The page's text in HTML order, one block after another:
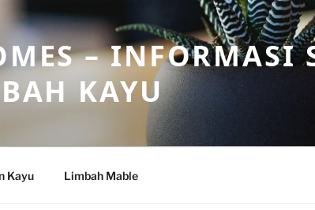
– INFORMASI
KAYU
Kayu Limbah Mable